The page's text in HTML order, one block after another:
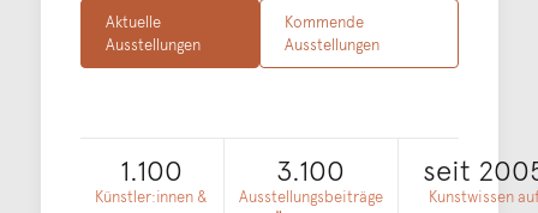
Aktuelle
Ausstellungen
Kommende
Ausstellungen
1.100
Künstler:innen &
3.100
Ausstellungsbeiträge
seit
Kunstwissen